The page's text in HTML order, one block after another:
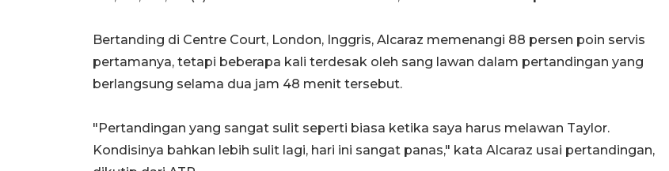
Bertanding di Centre Court, London, Inggris, Alcaraz memenangi 88 persen poin servis
pertamanya, tetapi beberapa kali terdesak oleh sang lawan dalam pertandingan yang
berlangsung selama dua jam 48 menit tersebut.
"Pertandingan yang sangat sulit seperti biasa ketika saya harus melawan Taylor.
Kondisinya bahkan lebih sulit lagi, hari ini sangat panas," kata Alcaraz usai pertandingan,